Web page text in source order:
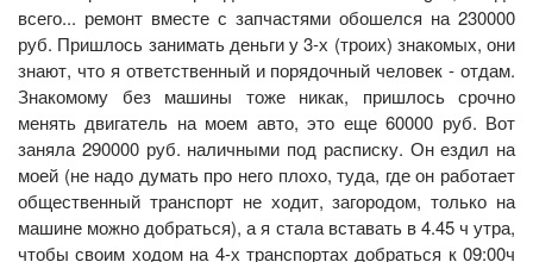
всего... ремонт вместе с запчастями обошелся на 230000
руб. Пришлось занимать деньги у 3-х (троих) знакомых, они
знают, что я ответственный и порядочный человек - отдам.
Знакомому без машины тоже никак, пришлось срочно
менять двигатель на моем авто, это еще 60000 руб. Вот
заняла 290000 руб. наличными под расписку. Он ездил на
моей (не надо думать про него плохо, туда, где он работает
общественный транспорт не ходит, загородом, только на
машине можно добраться), а я стала вставать в 4.45 ч утра,
чтобы своим ходом на 4-х транспортах добраться к 09:00ч